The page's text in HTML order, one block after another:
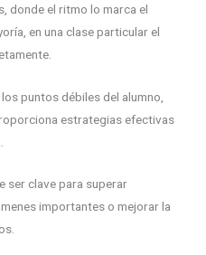
donde el ritmo lo marca el
en una clase particular el
puntos débiles del alumno,
estrategias efectivas
ser clave para superar
importantes o mejorar la